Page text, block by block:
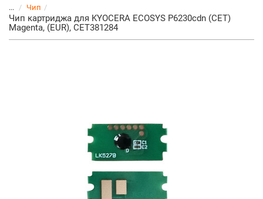
... Чип
Чип картриджа для KYOCERA ECOSYS P6230cdn (CET)
Magenta, (EUR), CET381284